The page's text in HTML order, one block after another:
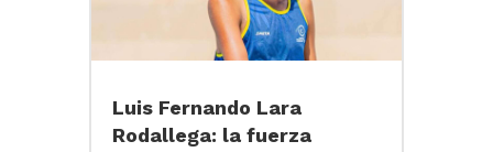
Luis Fernando Lara
Rodallega: la fuerza